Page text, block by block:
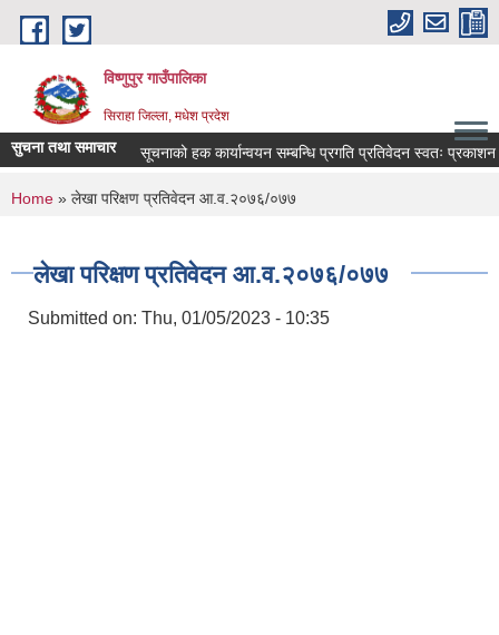
Skip to main content
विष्णुपुर गाउँपालिका
सिराहा जिल्ला, मधेश प्रदेश
सुचना तथा समाचार सूचनाको हक कार्यान्वयन सम्बन्धि प्रगति प्रतिवेदन स्वतः
You are here
Home » लेखा परिक्षण प्रतिवेदन आ.व.२०७६/०७७
लेखा परिक्षण प्रतिवेदन आ.व.२०७६/०७७
Submitted on: Thu, 01/05/2023 - 10:35